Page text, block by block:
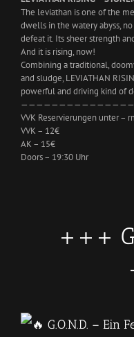
The leviathan is one of the
dwells in the watery abyss,
defeat it. Its sheer strength
And it is rising, now!
Combining a traditional,
and sludge, LEVIATHAN
powerful and driving kind of
VVK Reservierungen unter –
VVK – 12€
AK – 15€
Doors – 19:30 Uhr
+++
G.O.N.D. – Ein